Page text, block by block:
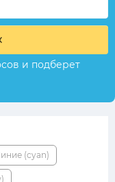
и подберет
(cyan)